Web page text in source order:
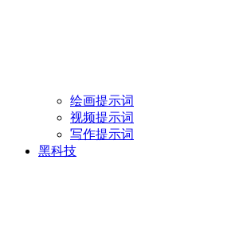
绘画提示词
视频提示词
写作提示词
黑科技